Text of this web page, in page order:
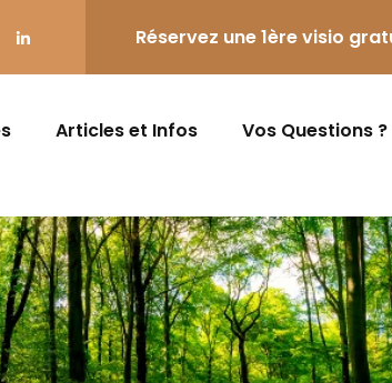
Réservez une 1ère visio
Articles et Infos Vos Questions ?